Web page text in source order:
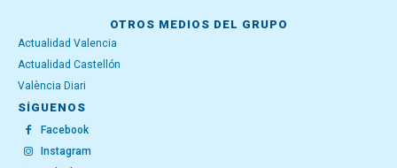
OTROS MEDIOS DEL GRUPO
Actualidad Valencia
Actualidad Castellón
València Diari
SÍGUENOS
Facebook
Instagram